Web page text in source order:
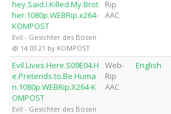
hey.Said.I.Killed.My.Brot
her.1080p.WEBRip.x264-
KOMPOST
Evil - Gesichter des Bösen
@ 14.03.21 by KOMPOST
Rip
AAC
Evil.Lives.Here.S09E04.H
e.Pretends.to.Be.Huma
n.1080p.WEBRip.X264-K
OMPOST
Evil - Gesichter des Bösen
Web-
Rip
AAC
English